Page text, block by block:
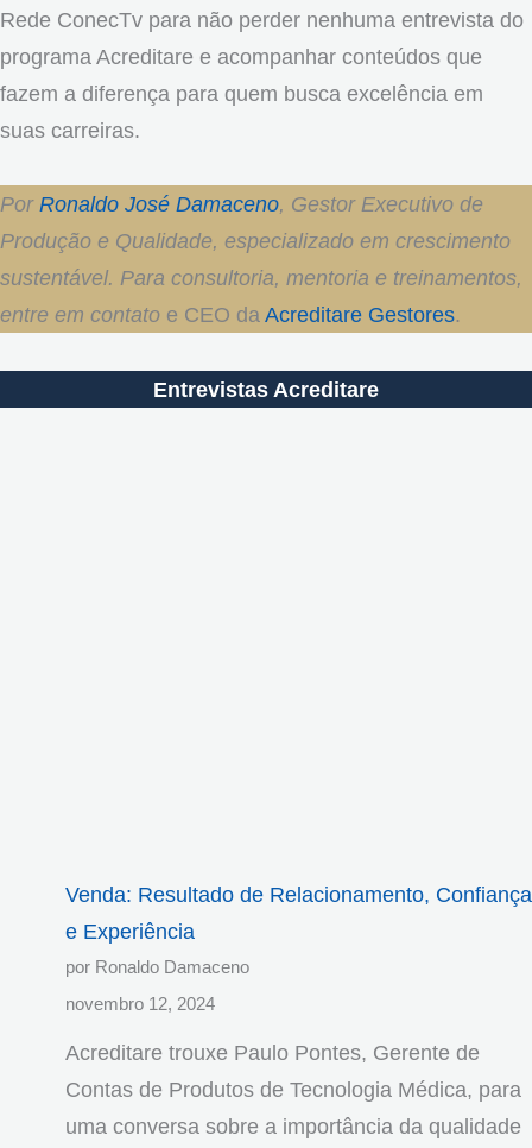
Rede ConecTv para não perder nenhuma entrevista do
programa Acreditare e acompanhar conteúdos que
fazem a diferença para quem busca excelência em
suas carreiras.
PorRonaldo José Damaceno, Gestor Executivo de
Produção e Qualidade, especializado em crescimento
sustentável. Para consultoria, mentoria e treinamentos,
entre em contato e CEO daAcreditare Gestores.
Entrevistas Acreditare
Venda: Resultado de Relacionamento, Confiança
e Experiência
por Ronaldo Damaceno
novembro 12, 2024
Acreditare trouxe Paulo Pontes, Gerente de
Contas de Produtos de Tecnologia Médica, para
uma conversa sobre a importância da qualidade